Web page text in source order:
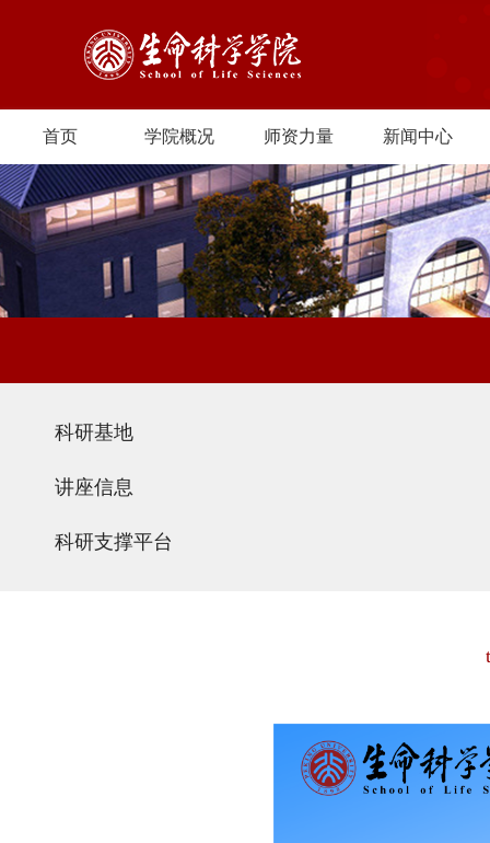
首页 学院概况 师资力量 新闻中心
科研基地
讲座信息
科研支撑平台